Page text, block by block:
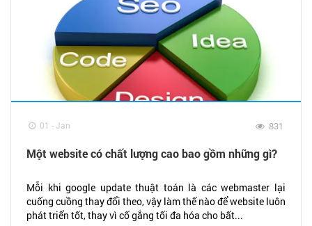
01 - Jan 831
Một website có chất lượng cao bao gồm những gì?
Mỗi khi google update thuật toán là các webmaster lại
cuống cuồng thay đổi theo, vậy làm thế nào để website luôn
phát triển tốt, thay vì cố gắng tối đa hóa cho bất...